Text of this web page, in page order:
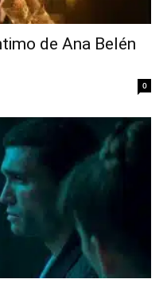
de Ana Belén
0